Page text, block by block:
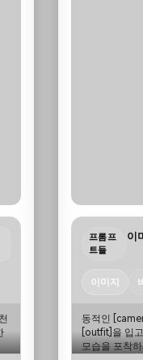
프롬프
트들
이미지
동적인
[outfit]을 입
모습을 포착